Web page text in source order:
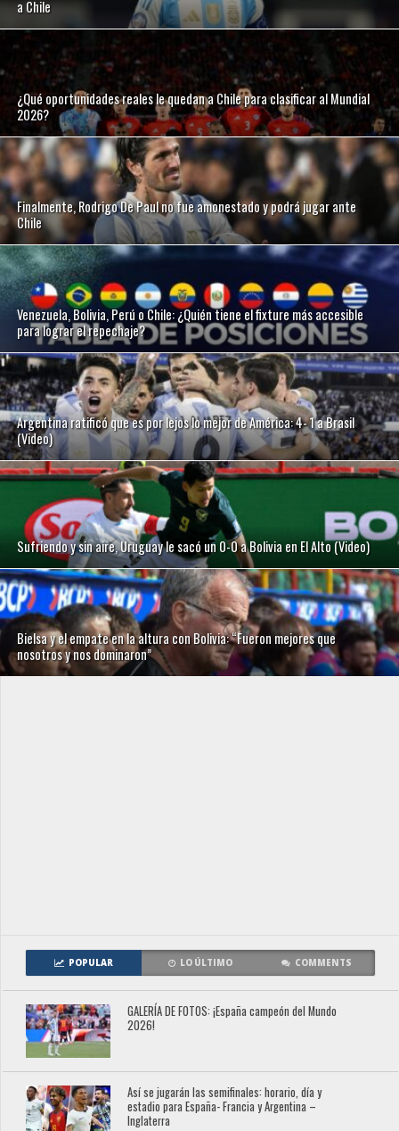
a Chile
¿Qué oportunidades reales le quedan a Chile para clasificar al Mundial
2026?
Finalmente, Rodrigo De Paul no fue amonestado y podrá jugar ante
Chile
Venezuela, Bolivia, Perú o Chile: ¿Quién tiene el fixture más accesible
para lograr el repechaje?
Argentina ratificó que es por lejos lo mejor de América: 4- 1 a Brasil
(Video)
Sufriendo y sin aire, Uruguay le sacó un 0-0 a Bolivia en El Alto (Video)
Bielsa y el empate en la altura con Bolivia: “Fueron mejores que
nosotros y nos dominaron”
POPULAR LO ÚLTIMO COMMENTS
GALERÍA DE FOTOS: ¡España campeón del Mundo
2026!
Así se jugarán las semifinales: horario, día y
estadio para España- Francia y Argentina –
Inglaterra